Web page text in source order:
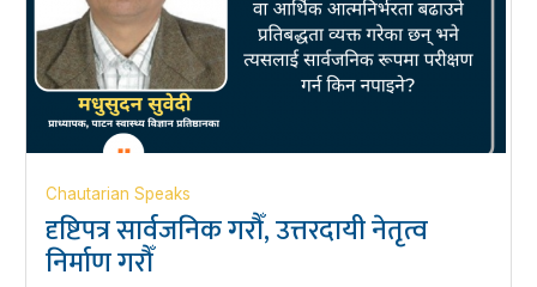
Chautarian Speaks
दृष्टिपत्र सार्वजनिक गरौँ, उत्तरदायी नेतृत्व
निर्माण गरौँ